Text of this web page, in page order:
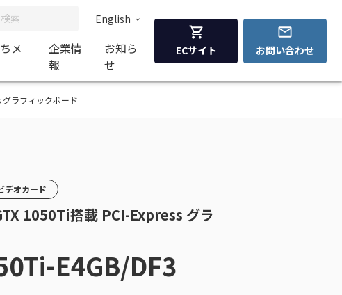
English
メ
企業情
報
お知ら
せ
ECサイト お問い合わせ
グラフィックボード
デオカード
1050Ti搭載 PCI-Express グラ
E4GB/DF3